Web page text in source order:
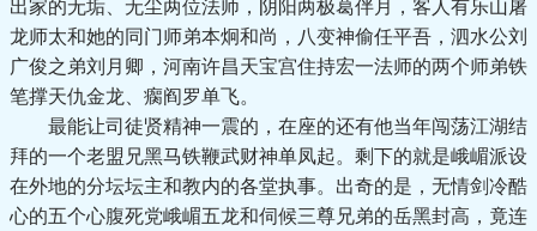
出家的无垢、无尘两位法师，阴阳两极葛伴月，客人有乐山屠
龙师太和她的同门师弟本炯和尚，八变神偷任平吾，泗水公刘
广俊之弟刘月卿，河南许昌天宝宫住持宏一法师的两个师弟铁
笔撑天仇金龙、瘸阎罗单飞。
最能让司徒贤精神一震的，在座的还有他当年闯荡江湖结
拜的一个老盟兄黑马铁鞭武财神单凤起。剩下的就是峨嵋派设
在外地的分坛坛主和教内的各堂执事。出奇的是，无情剑冷酷
心的五个心腹死党峨嵋五龙和伺候三尊兄弟的岳黑封高，竟连